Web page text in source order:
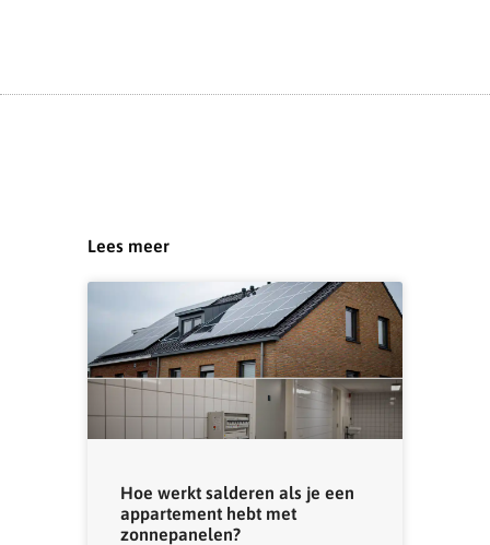
Lees meer
Hoe werkt salderen als je een
appartement hebt met
zonnepanelen?